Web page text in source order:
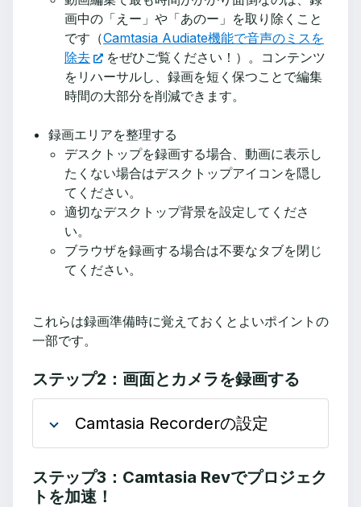
画中の「えー」や「あのー」を取り除くこと
です（Camtasia Audiate機能で音声のミスを
除去
をぜひご覧ください！）。コンテンツ
をリハーサルし、録画を短く保つことで編集
時間の大部分を削減できます。
録画エリアを整理する
デスクトップを録画する場合、動画に表示し
たくない場合はデスクトップアイコンを隠し
てください。
適切なデスクトップ背景を設定してくださ
い。
ブラウザを録画する場合は不要なタブを閉じ
てください。
これらは録画準備時に覚えておくとよいポイントの
一部です。
ステップ2：画面とカメラを録画する
Camtasia Recorderの設定
ステップ3：Camtasia Revでプロジェク
トを加速！